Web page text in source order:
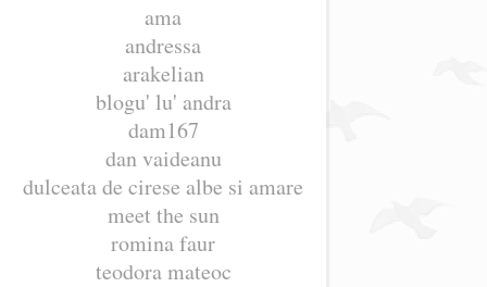
ama
andressa
arakelian
blogu' lu' andra
dam167
dan vaideanu
dulceata de cirese albe si amare
meet the sun
romina faur
teodora mateoc